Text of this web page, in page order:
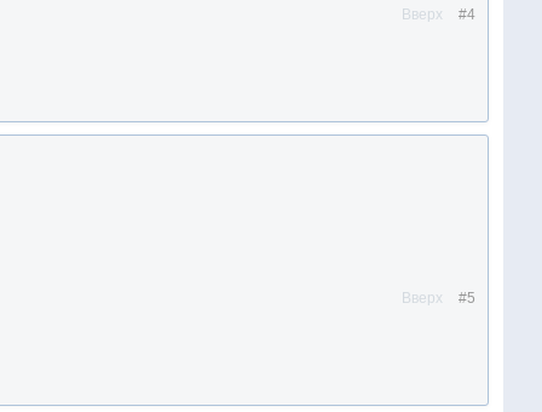
#4
Вверх
#5
Вверх